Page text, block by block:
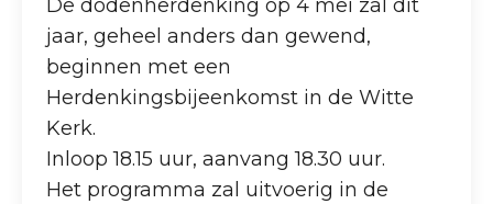
De dodenherdenking op 4 mei zal dit
jaar, geheel anders dan gewend,
beginnen met een
Herdenkingsbijeenkomst in de Witte
Kerk.
Inloop 18.15 uur, aanvang 18.30 uur.
Het programma zal uitvoerig in de